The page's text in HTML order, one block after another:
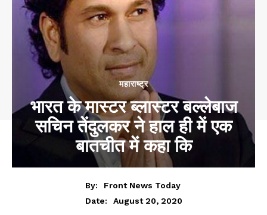
महाराष्ट्र
भारत के मास्टर ब्लास्टर बल्लेबाज
सचिन तेंदुलकर ने हाल ही में एक
बातचीत में कहा कि
By:
Front News Today
Date:
August 20, 2020